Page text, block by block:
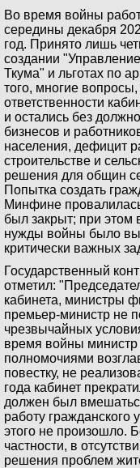
Во время войны
середины декабря
год. Принято лишь
создании
Ткума" и льготах по
того, многие
ответственности
и остались без
бизнесов и
населения, дефицит
строительстве и
решения для общин
Попытка создать
Минфине
был закрыт; при этом
нужды войны было
критически важных
Государственный
отметил:
кабинета, министры
премьер-министр не
чрезвычайных
время войны
полномочиями
повестку, не
года кабинет
должен был
работу
этого не произошло.
частности, в
решения проблем